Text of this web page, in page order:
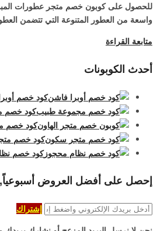
للحصول على كوبون خصم متجر عطورات
واسعة من العطور المتنوعة التي تتضمن
متابعة القراءة
أحدث الكوبونات
كود خصم أوبرا
كود خصم
كود خصم
كود خصم
كود خصم نظام
إحصل على أفضل العروض
إشتراك